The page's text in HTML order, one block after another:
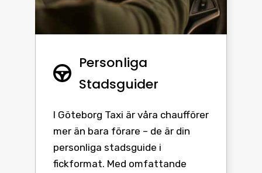
Personliga
Stadsguider
I Göteborg Taxi är våra chaufförer
mer än bara förare – de är din
personliga stadsguide i
fickformat. Med omfattande